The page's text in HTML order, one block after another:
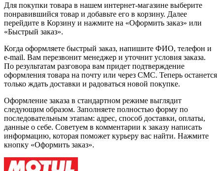
Для покупки товара в нашем интернет-магазине выберите
понравившийся товар и добавьте его в корзину. Далее
перейдите в Корзину и нажмите на «Оформить заказ» или
«Быстрый заказ».
Когда оформляете быстрый заказ, напишите ФИО, телефон и
e-mail. Вам перезвонит менеджер и уточнит условия заказа.
По результатам разговора вам придет подтверждение
оформления товара на почту или через СМС. Теперь останется
только ждать доставки и радоваться новой покупке.
Оформление заказа в стандартном режиме выглядит
следующим образом. Заполняете полностью форму по
последовательным этапам: адрес, способ доставки, оплаты,
данные о себе. Советуем в комментарии к заказу написать
информацию, которая поможет курьеру вас найти. Нажмите
кнопку «Оформить заказ».